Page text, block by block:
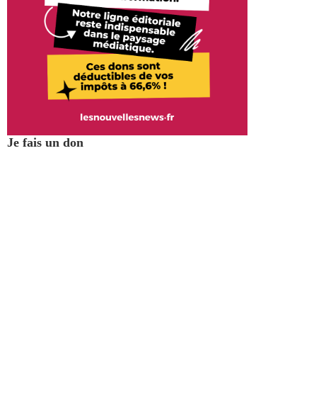
Je fais un don